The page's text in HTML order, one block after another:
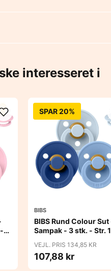
interesseret i
SPAR 20%
BIBS
BIBS Rund Colour Sut
Sampak - 3 stk. - Str.
VEJL. PRIS 134,85 KR
107,88 kr